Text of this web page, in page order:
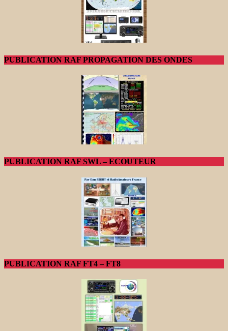
PUBLICATION RAF PROPAGATION DES ONDES
PUBLICATION RAF SWL – ECOUTEUR
PUBLICATION RAF FT4 – FT8